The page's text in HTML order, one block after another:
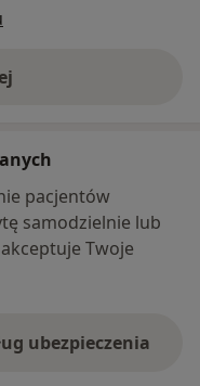
pacjentów
samodzielnie lub
Twoje
ubezpieczenia